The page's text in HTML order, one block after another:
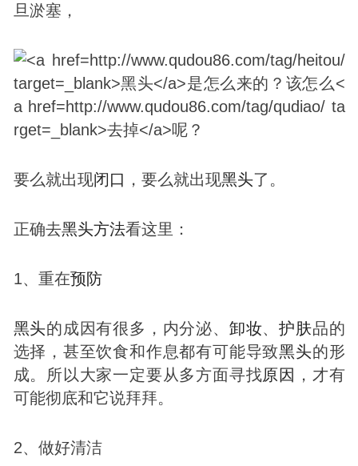
旦淤塞，
要么就出现闭口 ，要么就出现黑头了。
正确去黑头方法看这里：
1、重在预防
黑头的成因有很多，内分泌、 卸妆、护肤品的
选择，甚至饮食和作息都有可能导致黑头的形
成。所以大家一定要从多方面寻找原因 ，才有
可能彻底和它说拜拜。
2、做好清洁